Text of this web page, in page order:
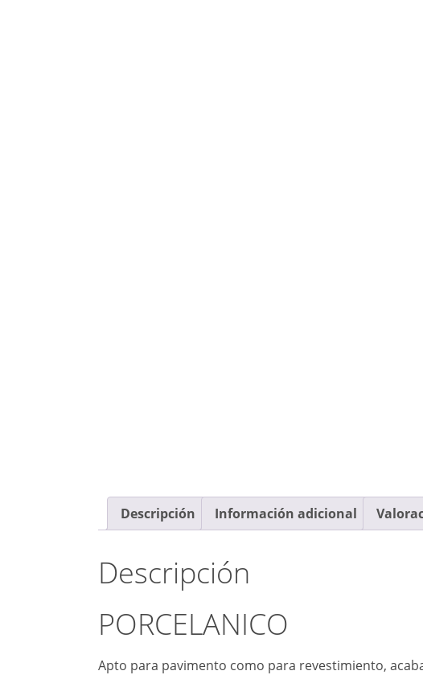
Descripción Información adicional
Descripción
PORCELANICO
Apto para pavimento como para revestimiento,